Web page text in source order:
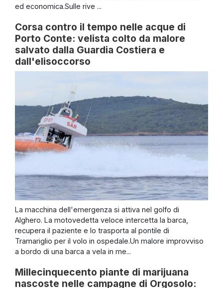
ed economica.Sulle rive ...
Corsa contro il tempo nelle acque di
Porto Conte: velista colto da malore
salvato dalla Guardia Costiera e
dall'elisoccorso
La macchina dell'emergenza si attiva nel golfo di
Alghero. La motovedetta veloce intercetta la barca,
recupera il paziente e lo trasporta al pontile di
Tramariglio per il volo in ospedale.Un malore improvviso
a bordo di una barca a vela in me...
Millecinquecento piante di marijuana
nascoste nelle campagne di Orgosolo: